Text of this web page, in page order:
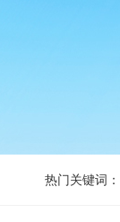
热门关键词：